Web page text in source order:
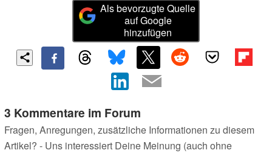
Als bevorzugte Quelle
auf Google
hinzufügen
3 Kommentare im Forum
Fragen, Anregungen, zusätzliche Informationen zu diesem
Artikel? - Uns interessiert Deine Meinung (auch ohne